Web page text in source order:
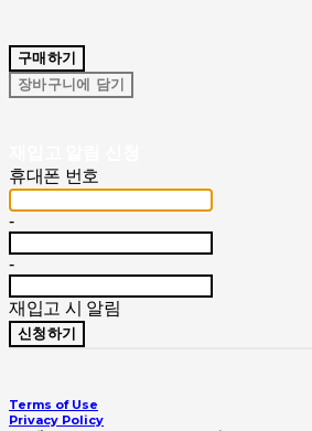
구매하기
장바구니에 담기
휴대폰 번호
-
-
재입고 시 알림
신청하기
Terms of Use
Privacy Policy